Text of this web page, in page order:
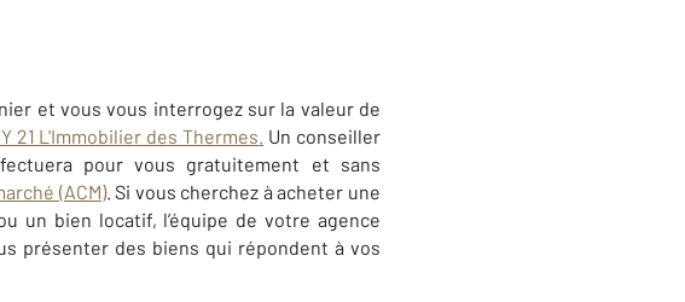
et vous vous interrogez sur la valeur de
21 L'Immobilier des Thermes. Un conseiller
pour vous gratuitement et sans
(ACM). Si vous cherchez à acheter une
un bien locatif, l’équipe de votre agence
présenter des biens qui répondent à vos